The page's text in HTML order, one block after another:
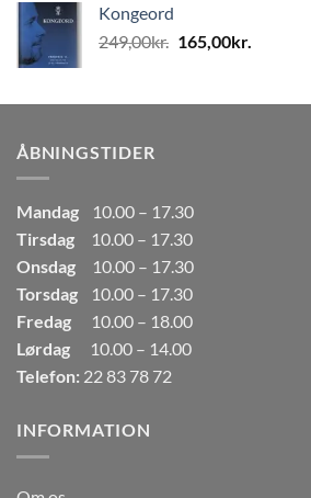
var:
80,00kr..50,00kr..
Kongeord
249,00kr. Den
var:
165,00kr.
er:
ÅBNINGSTIDER
Mandag
10.00 – 17.30
Tirsdag
10.00 – 17.30
Onsdag
10.00 – 17.30
Torsdag
10.00 – 17.30
Fredag
10.00 – 18.00
Lørdag
10.00 – 14.00
Telefon: 22 83 78 72
INFORMATION